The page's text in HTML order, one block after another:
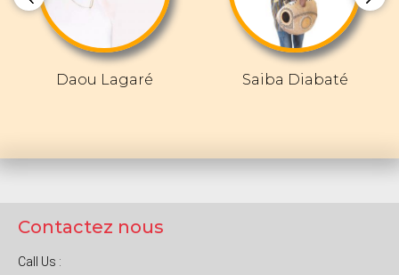
Daou Lagaré Saiba Diabaté
Contactez nous
Call Us :